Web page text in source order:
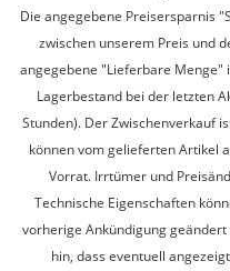
Die angegebene Preisersparnis
zwischen unserem Preis und
angegebene "Lieferbare
Lagerbestand bei der letzten
Stunden). Der Zwischenverkauf
können vom gelieferten Artikel
Vorrat. Irrtümer und
Technische Eigenschaften
vorherige Ankündigung
hin, dass eventuell